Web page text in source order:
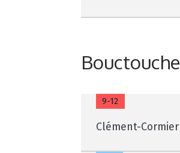
Bouctouche
9-12
Clément-Cormier